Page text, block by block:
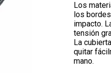
Los
los
impacto.
tensión
La
quitar
mano.